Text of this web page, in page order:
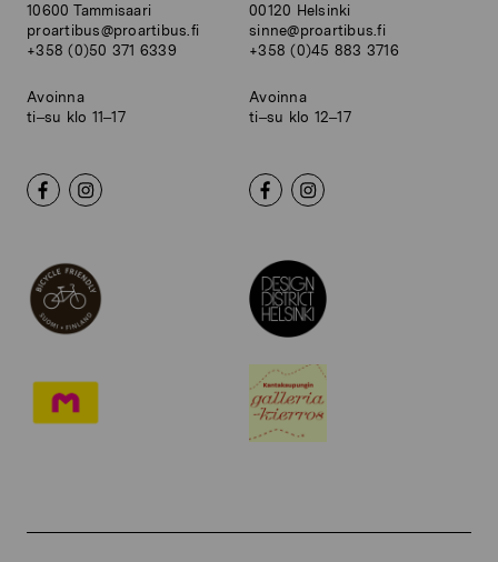
10600 Tammisaari
proartibus@proartibus.fi
+358 (0)50 371 6339
Avoinna
ti–su klo 11–17
00120 Helsinki
sinne@proartibus.fi
+358 (0)45 883 3716
Avoinna
ti–su klo 12–17